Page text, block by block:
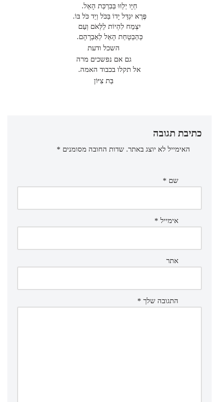
חַיָּו יְלַוּוּ בְּבִרְכַּת הָאֵל.
פֶּרֶא יִגְדַּל יָדוֹ בַּכֹּל וְיַד כֹּל בּוֹ.
יִצְמַח לִהְיוֹת לֵלְּאֹם וְעַם
כְּהַבְטָחַת הָאֵל לְאַבְרָהָם.
השכל ודעת
גם אם נפשכים מרה
אל תקלו בכבוד האמה.
בַּת צִיּוֹן
כתיבת תגובה
האימייל לא יוצג באתר. שדות החובה מסומנים *
שם *
אימייל *
אתר
התגובה שלך *